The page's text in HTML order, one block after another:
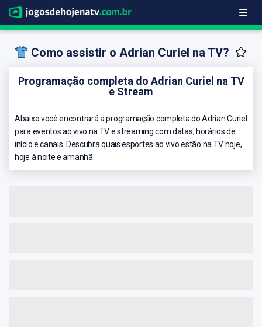
Como assistir o Adrian Curiel na TV?
Programação completa do Adrian Curiel na TV
e Stream
Abaixo você encontrará a programação completa do Adrian Curiel
para eventos ao vivo na TV e streaming com datas, horários de
início e canais. Descubra quais esportes ao vivo estão na TV hoje,
hoje à noite e amanhã.